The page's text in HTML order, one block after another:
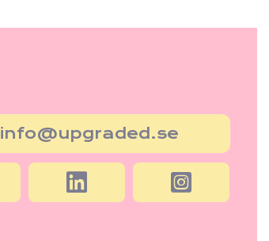
info@upgraded.se